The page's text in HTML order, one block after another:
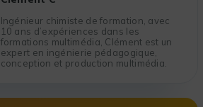
Ingénieur chimiste de formation, avec
10 ans d’expériences dans les
formations multimédia, Clément est un
expert en ingénierie pédagogique,
conception et production multimédia.